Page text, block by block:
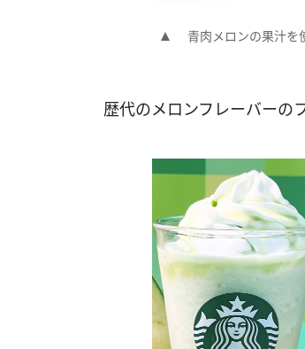
青肉メロンの果汁を
歴代のメロンフレーバーの